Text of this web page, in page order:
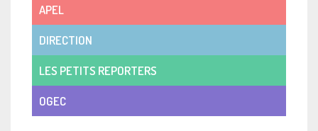
APEL
DIRECTION
LES PETITS REPORTERS
OGEC